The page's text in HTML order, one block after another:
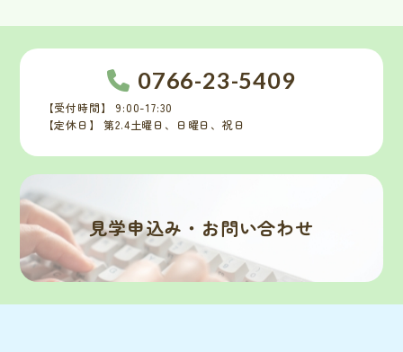
0766-23-5409
【受付時間】 9:00-17:30
【定休日】 第2.4土曜日、日曜日、祝日
見学申込み・お問い合わせ